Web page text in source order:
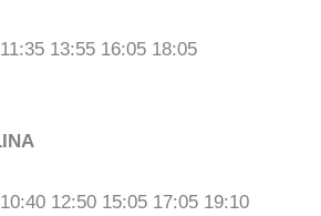
13:55 16:05 18:05
12:50 15:05 17:05 19:10